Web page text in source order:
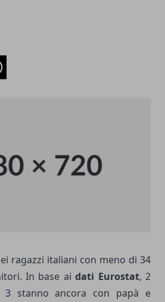
ragazzi italiani con meno di 34
In base aidati Eurostat, 2
3 stanno ancora con papà e